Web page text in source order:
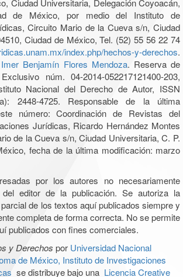
Ciudad Universitaria, Delegación Coyoacán,
de México, por medio del Instituto de
Circuito Mario de la Cueva s/n, Ciudad
Ciudad de México, Tel. (52) 55 56 22 74
index.php/hechos-y-derechos.
Imer Benjamín Flores Mendoza. Reserva de
núm. 04-2014-052217121400-203,
Nacional del Derecho de Autor, ISSN
2448-4725. Responsable de la última
número: Coordinación de Revistas del
Jurídicas, Ricardo Hernández Montes
de la Cueva s/n, Ciudad Universitaria, C. P.
fecha de la última modificación: marzo
por los autores no necesariamente
editor de la publicación. Se autoriza la
de los textos aquí publicados siempre y
completa de forma correcta. No se permite
publicados con fines comerciales.
y Derechos por Universidad Nacional
de México, Instituto de Investigaciones
se distribuye bajo una Licencia Creative